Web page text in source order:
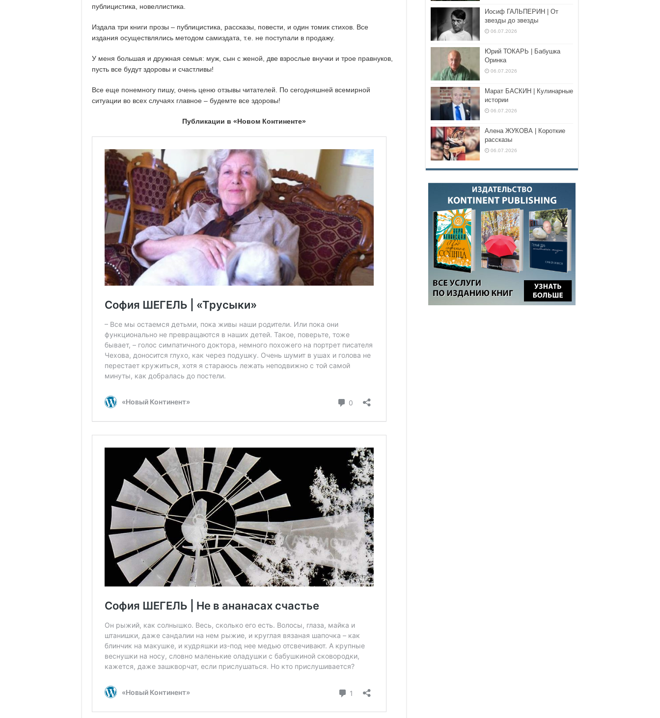
публицистика, новеллистика.
Издала три книги прозы – публицистика, рассказы, повести, и один томик стихов. Все
издания осуществлялись методом самиздата, т.е. не поступали в продажу.
У меня большая и дружная семья: муж, сын с женой, две взрослые внучки и трое правнуков,
пусть все будут здоровы и счастливы!
Все еще понемногу пишу, очень ценю отзывы читателей. По сегодняшней всемирной
ситуации во всех случаях главное – будемте все здоровы!
Публикации в «Новом Континенте»
Иосиф ГАЛЬПЕРИН | От
звезды до звезды
06.07.2026
Юрий ТОКАРЬ | Бабушка
Оринка
06.07.2026
Марат БАСКИН | Кулинарные
истории
06.07.2026
Алена ЖУКОВА | Короткие
рассказы
06.07.2026